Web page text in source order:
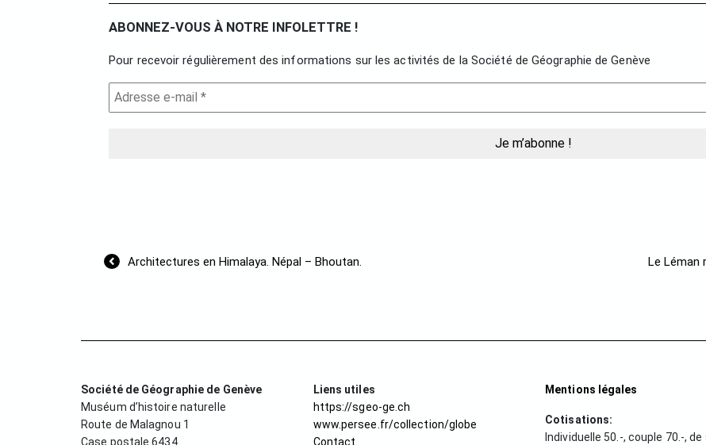
ABONNEZ-VOUS À NOTRE INFOLETTRE !
Pour recevoir régulièrement des informations sur les activités de la Société de Géographie de Genève
Navigation
de
Architectures en Himalaya. Népal – Bhoutan. Le Léman
Société de Géographie de Genève
Muséum d’histoire naturelle
Route de Malagnou 1
Case postale 6434
Liens utiles
https://sgeo-ge.ch
www.persee.fr/collection/globe
Contact
Mentions légales
Cotisations:
Individuelle 50.-, couple 70.-,